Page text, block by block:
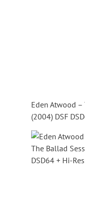
Eden Atwood –
(2004) DSF